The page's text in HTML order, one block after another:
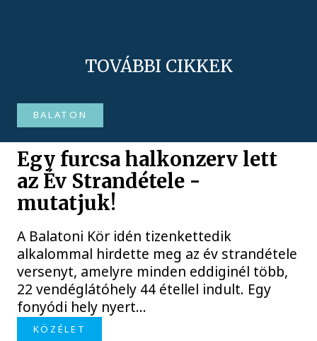
TOVÁBBI CIKKEK
BALATON
Egy furcsa halkonzerv lett
az Év Strandétele -
mutatjuk!
A Balatoni Kör idén tizenkettedik
alkalommal hirdette meg az év strandétele
versenyt, amelyre minden eddiginél több,
22 vendéglátóhely 44 étellel indult. Egy
fonyódi hely nyert...
KÖZÉLET